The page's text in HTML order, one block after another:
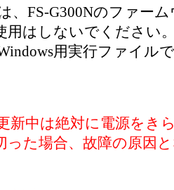
、FS-G300Nのファー
用はしないでください
用実行ファイル
新中は絶対に電源をき
た場合、故障の原因